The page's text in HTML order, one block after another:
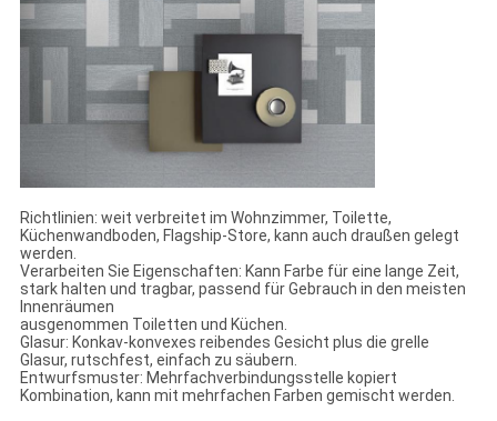
Richtlinien: weit verbreitet im Wohnzimmer, Toilette,
Küchenwandboden, Flagship-Store, kann auch draußen gelegt
werden.
Verarbeiten Sie Eigenschaften: Kann Farbe für eine lange Zeit,
stark halten und tragbar, passend für Gebrauch in den meisten
Innenräumen
ausgenommen Toiletten und Küchen.
Glasur: Konkav-konvexes reibendes Gesicht plus die grelle
Glasur, rutschfest, einfach zu säubern.
Entwurfsmuster: Mehrfachverbindungsstelle kopiert
Kombination, kann mit mehrfachen Farben gemischt werden.